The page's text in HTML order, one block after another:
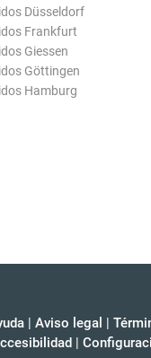
Düsseldorf
Frankfurt
Giessen
Göttingen
Hamburg
| Aviso legal |
|